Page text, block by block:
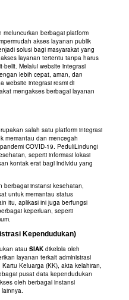
berbagai platform
akses layanan publik
solusi bagi masyarakat yang
layanan tertentu tanpa harus
belit. Melalui website integrasi
lebih cepat, aman, dan
website integrasi resmi di
mengakses berbagai layanan
salah satu platform integrasi
memantau dan mencegah
COVID-19. PeduliLindungi
seperti informasi lokasi
kontak erat bagi individu yang
berbagai instansi kesehatan,
untuk memantau status
itu, aplikasi ini juga berfungsi
keperluan, seperti
Kependudukan)
atau SIAK dikelola oleh
layanan terkait administrasi
Keluarga (KK), akta kelahiran,
pusat data kependudukan
oleh berbagai instansi